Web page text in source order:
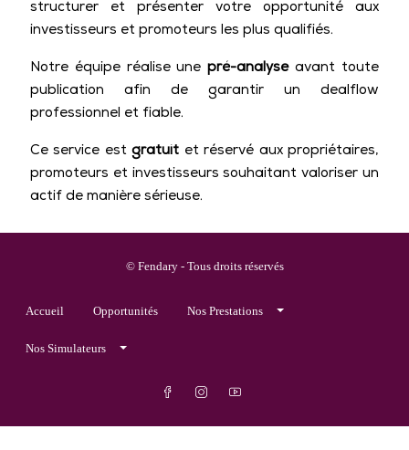
structurer et présenter votre opportunité aux
investisseurs et promoteurs les plus qualifiés.
Notre équipe réalise une pré-analyseavant toute
publication afin de garantir un dealflow
professionnel et fiable.
Ce service estgratuit et réservé aux propriétaires,
promoteurs et investisseurs souhaitant valoriser un
actif de manière sérieuse.
© Fendary - Tous droits réservés
Accueil Opportunités Nos Prestations
Nos Simulateurs